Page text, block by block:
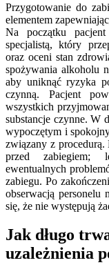
Przygotowanie do
elementem
Na początku
specjalistą, który
oraz oceni stan
spożywania alkoholu
aby uniknąć ryzyka
czynną. Pacjent
wszystkich
substancje czynne. W
wypoczętym i
związany z
przed zabiegiem;
ewentualnych
zabiegu. Po
obserwacją personelu
się, że nie występują
Jak długo
uzależnienia